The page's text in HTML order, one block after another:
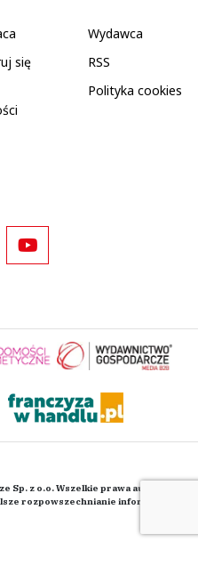
Wydawca
się
RSS
Polityka cookies
Sp. z o.o. Wszelkie prawa autorskie
rozpowszechnianie informacji i